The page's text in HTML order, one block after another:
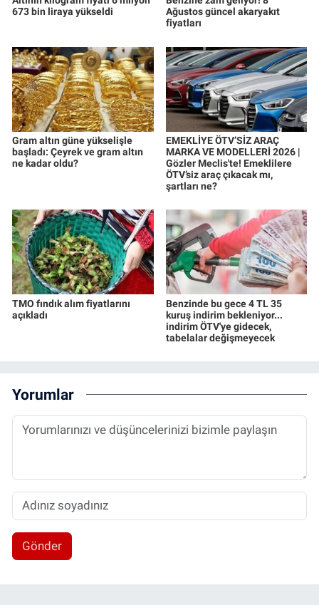
673 bin liraya yükseldi
Ağustos güncel akaryakıt
fiyatları
Gram altın güne yükselişle
başladı: Çeyrek ve gram altın
ne kadar oldu?
EMEKLİYE ÖTV’SİZ ARAÇ
MARKA VE MODELLERİ 2026 |
Gözler Meclis'te! Emeklilere
ÖTV’siz araç çıkacak mı,
şartları ne?
TMO fındık alım fiyatlarını
açıkladı
Benzinde bu gece 4 TL 35
kuruş indirim bekleniyor...
indirim ÖTV'ye gidecek,
tabelalar değişmeyecek
Yorumlar
Gönder